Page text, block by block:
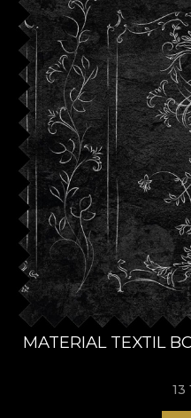
MATERIAL TEXTIL
13